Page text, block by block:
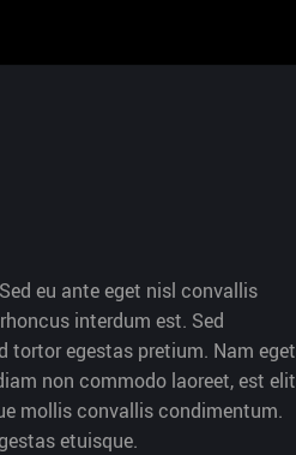
eu ante eget nisl convallis
interdum est. Sed
tortor egestas pretium. Nam eget
non commodo laoreet, est elit
mollis convallis condimentum.
etuisque.